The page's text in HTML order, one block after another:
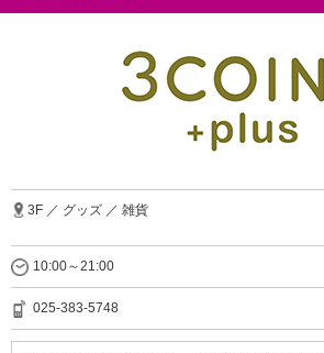
3F ／ グッズ ／ 雑貨
10:00～21:00
025-383-5748